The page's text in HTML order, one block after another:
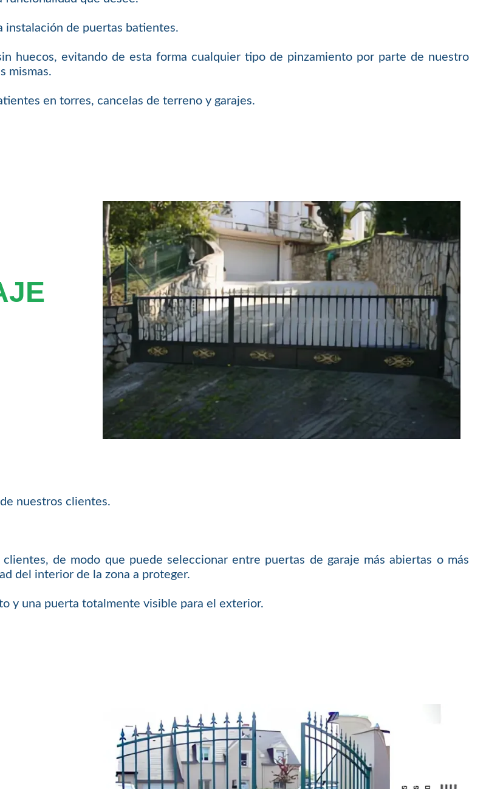
instalación de puertas batientes.
huecos, evitando de esta forma cualquier tipo de pinzamiento por parte de nuestro
mismas.
en torres, cancelas de terreno y garajes.
nuestros clientes.
de modo que puede seleccionar entre puertas de garaje más abiertas o más
del interior de la zona a proteger.
y una puerta totalmente visible para el exterior.